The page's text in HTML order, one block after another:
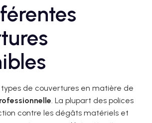
types de couvertures en matière de
. La plupart des polices
contre les dégâts matériels et